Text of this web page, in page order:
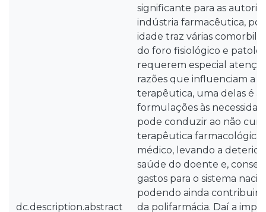
dc.description.abstract
significante para as
indústria farmacêutica,
idade traz várias
do foro fisiológico e
requerem especial
razões que influenciam a
terapêutica, uma delas é a
formulações às
pode conduzir ao não
terapêutica farmacológica
médico, levando a
saúde do doente e,
gastos para o sistema
podendo ainda contribuir
da polifarmácia. Daí a